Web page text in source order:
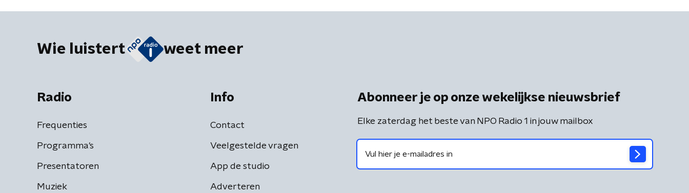
Wie luistert weet meer
Radio
Frequenties
Programma's
Presentatoren
Muziek
Info
Contact
Veelgestelde vragen
App de studio
Adverteren
Abonneer je op onze wekelijkse nieuwsbrief
Elke zaterdag het beste van NPO Radio 1 in jouw mailbox